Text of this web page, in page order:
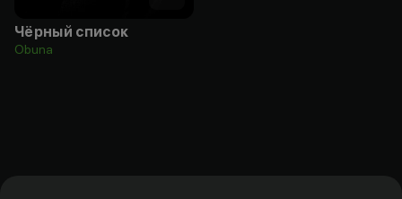
Чёрный список
Obuna